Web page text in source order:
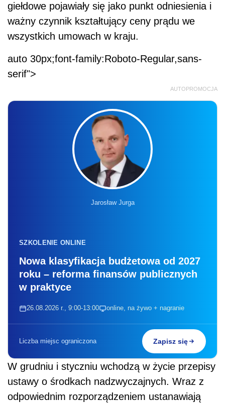
giełdowe pojawiały się jako punkt odniesienia i
ważny czynnik kształtujący ceny prądu we
wszystkich umowach w kraju.
auto 30px;font-family:Roboto-Regular,sans-
serif">
AUTOPROMOCJA
Jarosław Jurga
SZKOLENIE ONLINE
Nowa klasyfikacja budżetowa od 2027
roku – reforma finansów publicznych
w praktyce
26.08.2026 r., 9:00-13:00 online, na żywo + nagranie
Liczba miejsc ograniczona Zapisz się
W grudniu i styczniu wchodzą w życie przepisy
ustawy o środkach nadzwyczajnych. Wraz z
odpowiednim rozporządzeniem ustanawiają